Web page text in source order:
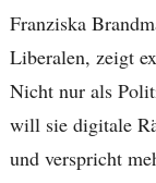
Franziska
Liberalen, zeigt
Nicht nur als
will sie digitale
und verspricht